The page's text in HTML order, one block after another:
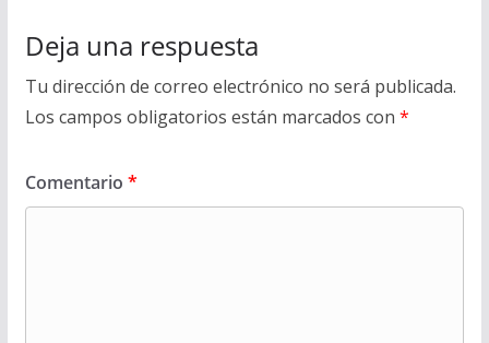
Deja una respuesta
Tu dirección de correo electrónico no será publicada.
Los campos obligatorios están marcados con *
Comentario *